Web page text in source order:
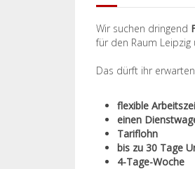
Wir suchen dringend
für den Raum
Das dürft ihr
flexible
einen
Tariflohn
bis zu 30 Tage
4-Tage-Woche